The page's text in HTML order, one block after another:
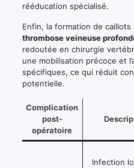
rééducation spécialisé.
Enfin, la formation de
thrombose veineuse
redoutée en chirurgie
une mobilisation précoce et
spécifiques, ce qui réduit
potentielle.
Complication
post-
opératoire
Infection